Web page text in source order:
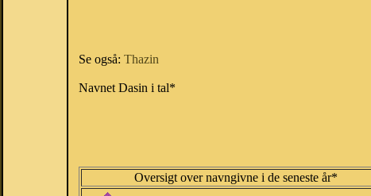
Se også: Thazin
Navnet Dasin i tal*
Oversigt over navngivne i de seneste år*